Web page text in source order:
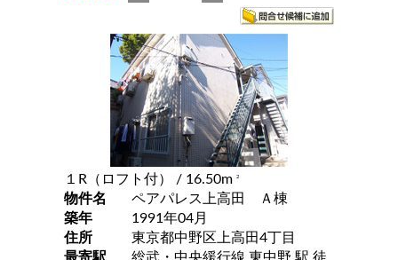
１R（ロフト付） / 16.50m 2
物件名
ペアパレス上高田 Ａ棟
築年
1991年04月
住所
東京都中野区上高田4丁目
最寄駅
総武・中央緩行線 東中野 駅 徒